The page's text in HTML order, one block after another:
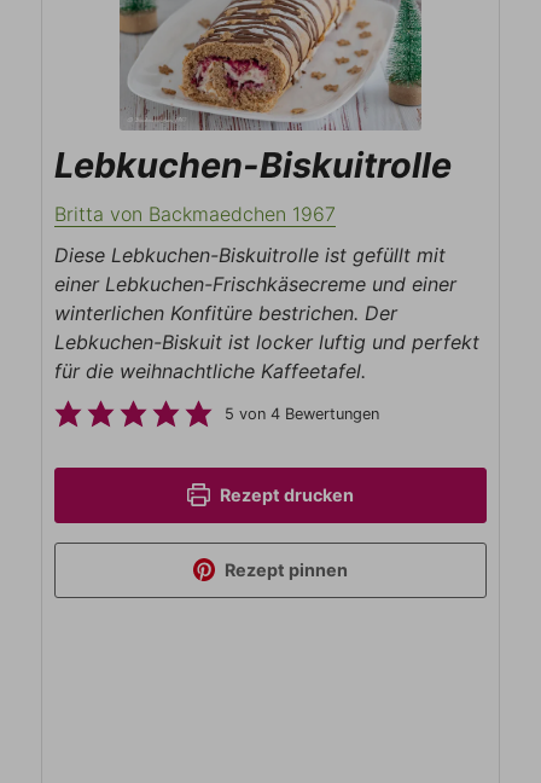
Lebkuchen-Biskuitrolle
Britta von Backmaedchen 1967
Diese Lebkuchen-Biskuitrolle ist gefüllt mit
einer Lebkuchen-Frischkäsecreme und einer
winterlichen Konfitüre bestrichen. Der
Lebkuchen-Biskuit ist locker luftig und perfekt
für die weihnachtliche Kaffeetafel.
5 von 4Bewertungen
Rezept drucken
Rezept pinnen